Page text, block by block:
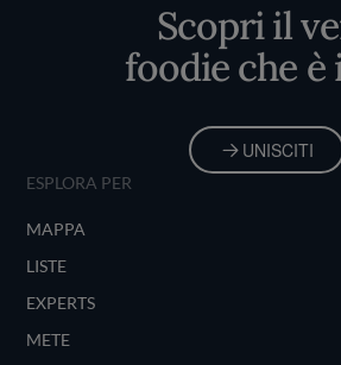
Scopri il
foodie che è
UNISCITI
ESPLORA PER
MAPPA
LISTE
EXPERTS
METE